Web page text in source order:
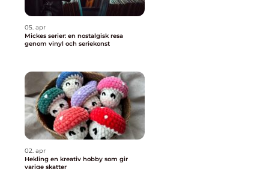
05. apr
Mickes serier: en nostalgisk resa
genom vinyl och seriekonst
02. apr
Hekling en kreativ hobby som gir
varige skatter